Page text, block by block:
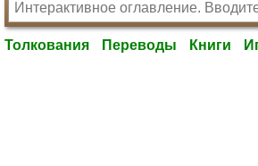
Толкования Переводы Книги